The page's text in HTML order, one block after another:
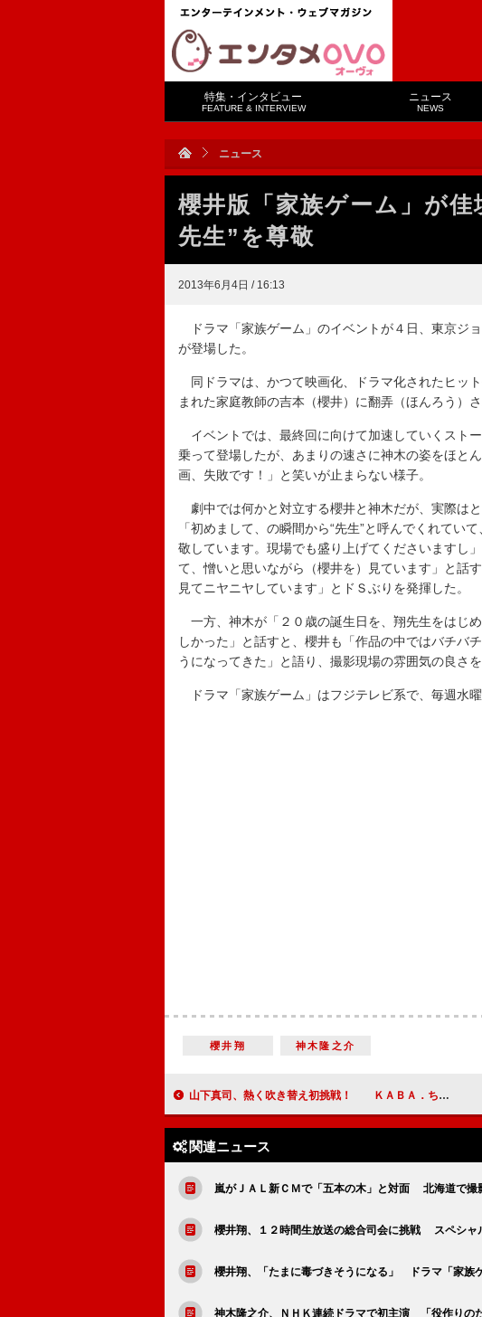
特集・インタビュー
FEATURE & INTERVIEW
ニュース
NEWS
ニュース
櫻井版「家族ゲーム」が
先生”を尊敬
2013年6月4日 / 16:13
ドラマ「家族ゲーム」のイベントが４日、東京ジ
が登場した。
同ドラマは、かつて映画化、ドラマ化されたヒッ
まれた家庭教師の吉本（櫻井）に翻弄（ほんろう）
イベントでは、最終回に向けて加速していくスト
乗って登場したが、あまりの速さに神木の姿をほと
画、失敗です！」と笑いが止まらない様子。
劇中では何かと対立する櫻井と神木だが、実際は
「初めまして、の瞬間から“先生”と呼んでくれてい
敬しています。現場でも盛り上げてくださいますし
て、憎いと思いながら（櫻井を）見ています」と話
見てニヤニヤしています」とドＳぶりを発揮した。
一方、神木が「２０歳の誕生日を、翔先生をはじ
しかった」と話すと、櫻井も「作品の中ではバチバ
うになってきた」と語り、撮影現場の雰囲気の良さを
ドラマ「家族ゲーム」はフジテレビ系で、毎週水曜
櫻井翔 神木隆之介
山下真司、熱く吹き替え初挑戦！ ＫＡＢＡ．ちゃんと公開アテレコも
関連ニュース
嵐がＪＡＬ新ＣＭで「五本の木」と対面 北海道で撮
櫻井翔、１２時間生放送の総合司会に挑戦 スペシャ
櫻井翔、「たまに毒づきそうになる」 ドラマ「家族
神木隆之介、ＮＨＫ連続ドラマで初主演 「役作りの